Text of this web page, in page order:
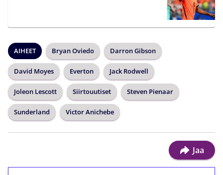
AIHEET Bryan Oviedo Darron Gibson
David Moyes Everton Jack Rodwell
Joleon Lescott Siirtouutiset Steven Pienaar
Sunderland Victor Anichebe
Jaa